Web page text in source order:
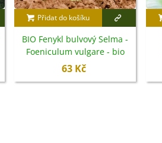
Přidat do košíku
BIO Fenykl bulvový Selma -
Foeniculum vulgare - bio
semena - 50 ks
63 Kč